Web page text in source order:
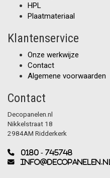
HPL
Plaatmateriaal
Klantenservice
Onze werkwijze
Contact
Algemene voorwaarden
Contact
Decopanelen.nl
Nikkelstraat 18
2984AM Ridderkerk
0180 - 745748
info@decopanelen.nl